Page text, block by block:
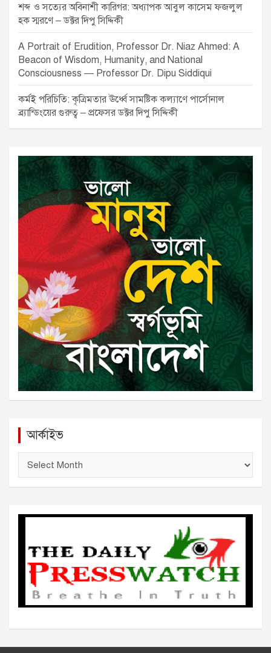
শব্দ ও সত্যের অবিনাশী কারিগর: অধ্যাপক আবুল কাসেম ফজলুল
হক স্মরণে – ডক্টর দিপু সিদ্দিকী
A Portrait of Erudition, Professor Dr. Niaz Ahmed: A
Beacon of Wisdom, Humanity, and National
Consciousness — Professor Dr. Dipu Siddiqui
কর্মই পরিচিতি: কৃত্রিমতার ঊর্ধ্বে সামষ্টিক কল্যাণে পার্সোনাল
ব্র্যান্ডিংয়ের গুরুত্ব – প্রফেসর ডক্টর দিপু সিদ্দিকী
আর্কাইভ
ই